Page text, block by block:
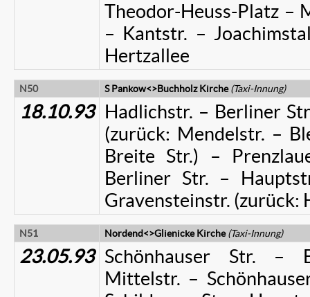
Theodor-Heuss-Platz –
– Kantstr. –
Hertzallee
N50 S Pankow<>Buchholz Kirche(Taxi-Innung)
18.10.93 Hadlichstr. – Berliner
(zurück: Mendelstr. –
Breite Str.) –
Berliner Str. –
Gravensteinstr. (zurück:
N51 Nordend<>Glienicke Kirche(Taxi-Innung)
23.05.93 Schönhauser Str. –
Mittelstr. –